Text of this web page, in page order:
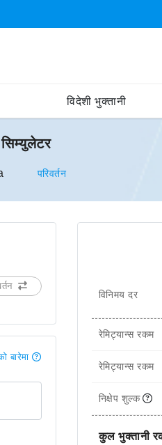
विदेशी भुक्तानी
सिम्युलेटर
परिवर्तन
बारेमा
विनिमय दर
रेमिट्यान्स रकम
रेमिट्यान्स रकम
निक्षेप शुल्क
कुल भुक्तानी